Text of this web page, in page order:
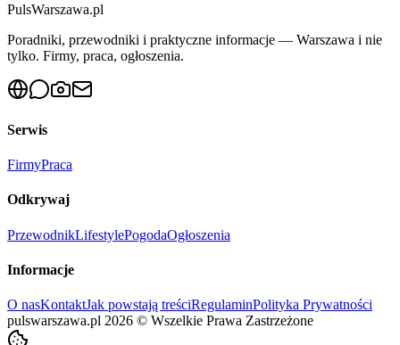
PulsWarszawa.pl
Poradniki, przewodniki i praktyczne informacje — Warszawa i nie
tylko. Firmy, praca, ogłoszenia.
Serwis
FirmyPraca
Odkrywaj
PrzewodnikLifestylePogodaOgłoszenia
Informacje
O nasKontaktJak powstają treściRegulaminPolityka Prywatności
pulswarszawa.pl 2026 © Wszelkie Prawa Zastrzeżone